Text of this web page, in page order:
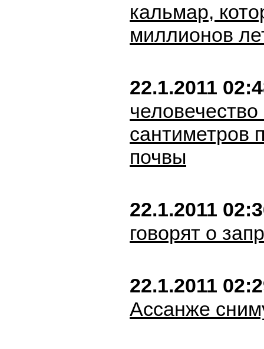
кальмар,
миллионов
22.1.2011
сантиметров
почвы
22.1.2011
говорят о
22.1.2011
Ассанже